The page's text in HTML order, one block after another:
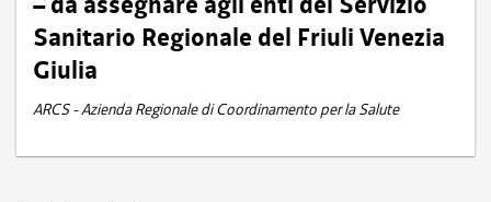
Sanitario Regionale del Friuli Venezia
Giulia
ARCS - Azienda Regionale di Coordinamento per la Salute